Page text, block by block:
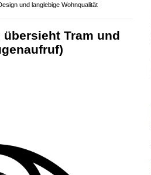
und langlebige Wohnqualität
Tram und